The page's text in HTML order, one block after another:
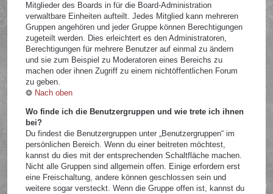
Mitglieder des Boards in für die Board-Administration
verwaltbare Einheiten aufteilt. Jedes Mitglied kann mehreren
Gruppen angehören und jeder Gruppe können Berechtigungen
zugeteilt werden. Dies erleichtert es den Administratoren,
Berechtigungen für mehrere Benutzer auf einmal zu ändern
und sie zum Beispiel zu Moderatoren eines Bereichs zu
machen oder ihnen Zugriff zu einem nichtöffentlichen Forum
zu geben.
Nach oben
Wo finde ich die Benutzergruppen und wie trete ich ihnen
bei?
Du findest die Benutzergruppen unter „Benutzergruppen“ im
persönlichen Bereich. Wenn du einer beitreten möchtest,
kannst du dies mit der entsprechenden Schaltfläche machen.
Nicht alle Gruppen sind allgemein offen. Einige erfordern erst
eine Freischaltung, andere können geschlossen sein und
weitere sogar versteckt. Wenn die Gruppe offen ist, kannst du